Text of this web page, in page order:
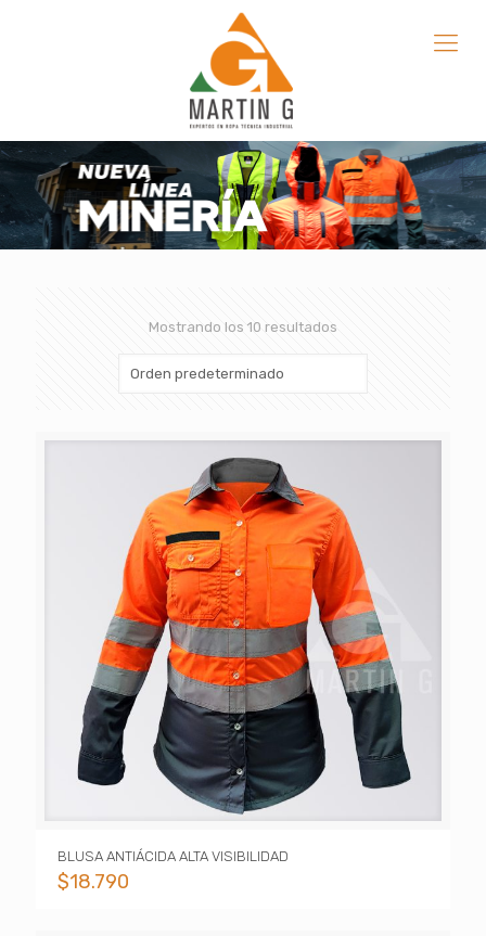
Mostrando los 10 resultados
BLUSA ANTIÁCIDA ALTA VISIBILIDAD
$18.790